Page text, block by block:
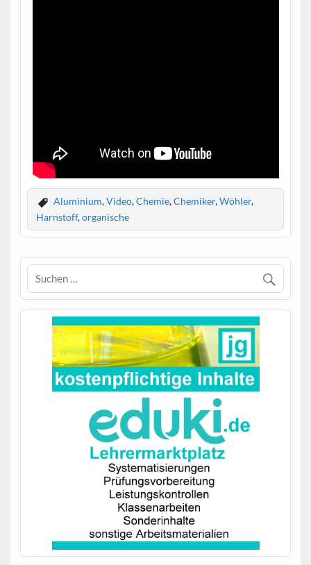
Aluminium,Video,Chemie,Chemiker,Wöhler,
Harnstoff,organische